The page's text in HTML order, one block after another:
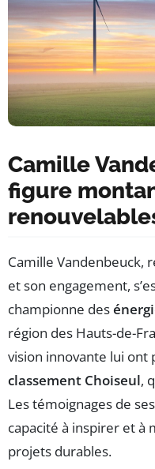
Camille
figure
Camille Vandenbeuck,
et son engagement,
championne des
région des Hauts-de-
vision innovante lui ont
classement Choiseul,
Les témoignages de
capacité à inspirer et à
projets durables.